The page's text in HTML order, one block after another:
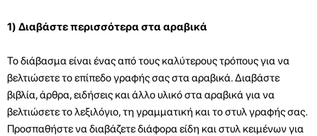
1) Διαβάστε περισσότερα στα αραβικά
Το διάβασμα είναι ένας από τους καλύτερους τρόπους για να
βελτιώσετε το επίπεδο γραφής σας στα αραβικά. Διαβάστε
βιβλία, άρθρα, ειδήσεις και άλλο υλικό στα αραβικά για να
βελτιώσετε το λεξιλόγιο, τη γραμματική και το στυλ γραφής σας.
Προσπαθήστε να διαβάζετε διάφορα είδη και στυλ κειμένων για